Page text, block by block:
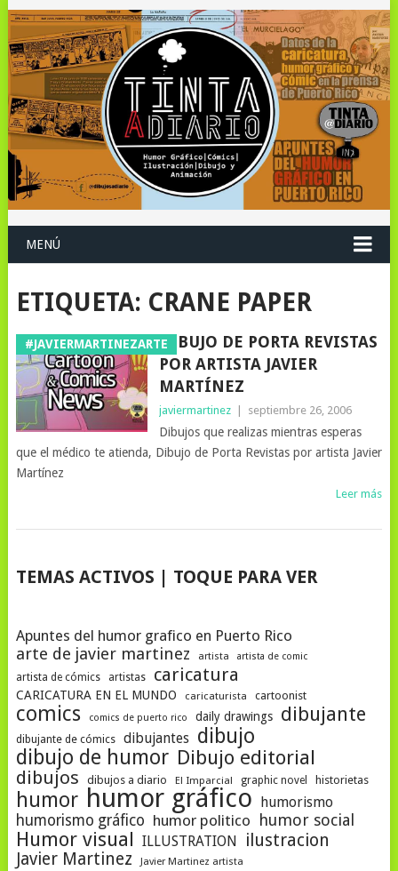
MENÚ
ETIQUETA: CRANE PAPER
#JAVIERMARTINEZARTEDIBUJO DE PORTA REVISTAS
POR ARTISTA JAVIER
MARTÍNEZ
javiermartinez septiembre 26, 2006
Dibujos que realizas mientras esperas
que el médico te atienda, Dibujo de Porta Revistas por artista Javier
Martínez
Leer más
NAVEGACIÓN
TEMAS ACTIVOS | TOQUE PARA VER
Apuntes del humor grafico en Puerto Rico
arte de javier martinez artista artista de comic
artista de cómics artistas caricatura
CARICATURA EN EL MUNDO caricaturista cartoonist
comics comics de puerto rico daily drawings dibujante
dibujante de cómics dibujantes dibujo
dibujo de humor Dibujo editorial
dibujos dibujos a diario El Imparcial graphic novel historietas
humor humor gráfico humorismo
humorismo gráfico humor politico humor social
Humor visual ILLUSTRATION
ilustracion
Javier Martinez
Javier Martinez artista